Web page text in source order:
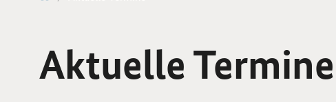
Aktuelle Termine